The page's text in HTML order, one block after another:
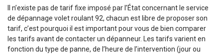
Il n’existe pas de tarif fixe imposé par l’État concernant le service
de dépannage volet roulant 92, chacun est libre de proposer son
tarif, c’est pourquoi il est important pour vous de bien comparer
les tarifs avant de contacter un dépanneur. Les tarifs varient en
fonction du type de panne, de l’heure de l’intervention (jour ou